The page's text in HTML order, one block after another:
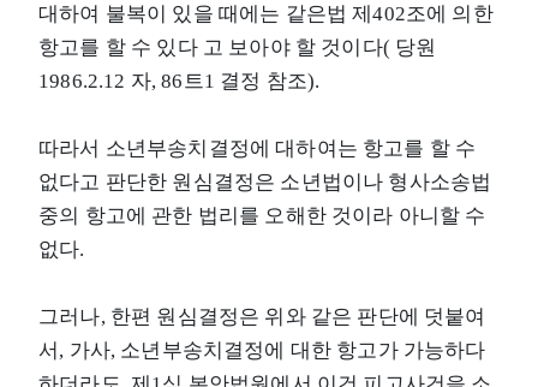
대하여 불복이 있을 때에는 같은법 제402조에 의한
항고를 할 수 있다 고 보아야 할 것이다( 당원
1986.2.12 자, 86트1 결정 참조).
따라서 소년부송치결정에 대하여는 항고를 할 수
없다고 판단한 원심결정은 소년법이나 형사소송법
중의 항고에 관한 법리를 오해한 것이라 아니할 수
없다.
그러나, 한편 원심결정은 위와 같은 판단에 덧붙여
서, 가사, 소년부송치결정에 대한 항고가 가능하다